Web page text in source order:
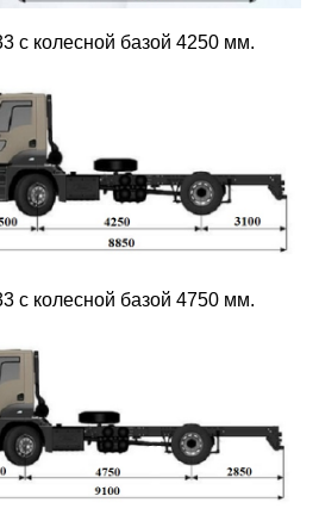
с колесной базой 4250 мм.
с колесной базой 4750 мм.